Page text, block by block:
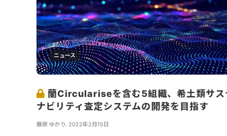
ニュース
蘭Circulariseを含む5組織、希土類サス
ナビリティ査定システムの開発を目指す
藤原 ゆかり 2022年2月15日